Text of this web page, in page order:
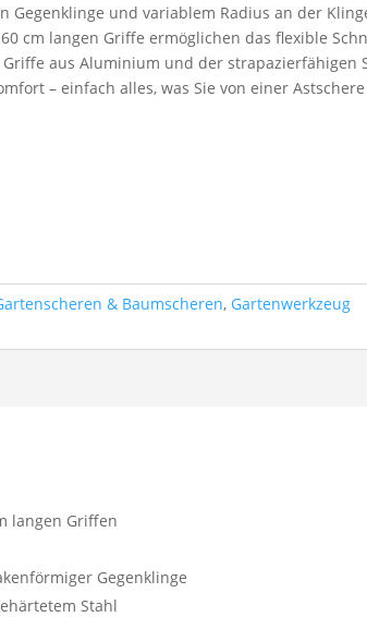
Gegenklinge und variablem Radius an der
cm langen Griffe ermöglichen das flexible
aus Aluminium und der strapazierfähigen
– einfach alles, was Sie von einer
& Baumscheren, Gartenwerkzeug
langen Griffen
Gegenklinge
Stahl